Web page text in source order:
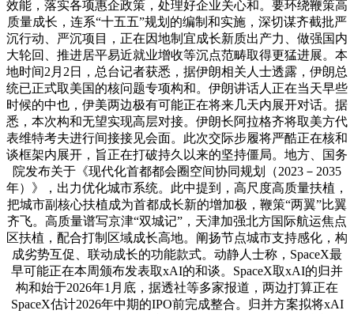
效能，落实各项惠企政策，处理好企业关心和。要环绕鞭策高
质量成长，连系“十五五”规划的编制和实施，深切谋齐截批严
沉行动、严沉项目，正在因地制宜成长新质出产力、做强国内
大轮回、推进居平易近就业增收等沉点范畴取得更猛进展。本
地时间2月2日，总台记者获悉，据伊朗相关人士透露，伊朗总
统已正式取美国的核问题专项构和。伊朗讲话人正在当天早些
时候的中也，伊美两边极有可能正在将来几天内展开对话。据
悉，本次构和无望实现高层对接。伊朗长阿拉格齐将取美方代
表维特考夫进行间接接见会面。此次交际步履将严酷正在核和
谈框架内展开，旨正在打破持久以来的坚持僵局。地方、国务
院发布关于《现代化首都都会圈空间协同规划（2023－2035
年）》，出力优化城市系统。此中提到，高尺度高质量扶植，
把城市副核心扶植成为首都成长新的增加极，鞭策“两翼”比翼
齐飞。高质量谱写京津“双城记”，天津加强北方国际航运焦点
区扶植，配合打制区域成长高地。阐扬节点城市支持感化，构
成劣势互促、联动成长的功能款式。动静人士称，SpaceX最
早可能正在本周颁布发表取xAI的和谈。SpaceX取xAI的归并
构和始于2026年1月底，据透社等多家报道，两边打算正在
SpaceX估计2026年中期的IPO前完成整合。归并方案拟将xAI